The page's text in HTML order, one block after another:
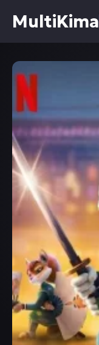
MultiKima